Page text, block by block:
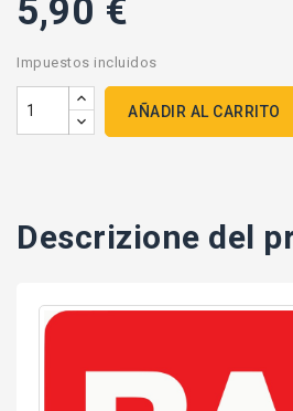
5,90 €
Impuestos incluidos
AÑADIR AL CARRITO
Descrizione del